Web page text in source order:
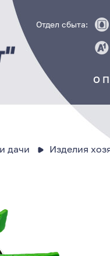
Отдел сбыта:
О
дачи Изделия